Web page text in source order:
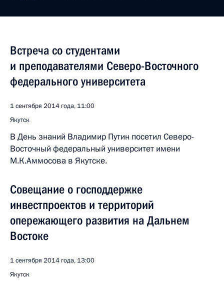
Встреча со студентами
и преподавателями Северо-Восточного
федерального университета
1 сентября 2014 года, 11:00
Якутск
В День знаний Владимир Путин посетил Северо-
Восточный федеральный университет имени
М.К.Аммосова в Якутске.
Совещание о господдержке
инвестпроектов и территорий
опережающего развития на Дальнем
Востоке
1 сентября 2014 года, 13:00
Якутск